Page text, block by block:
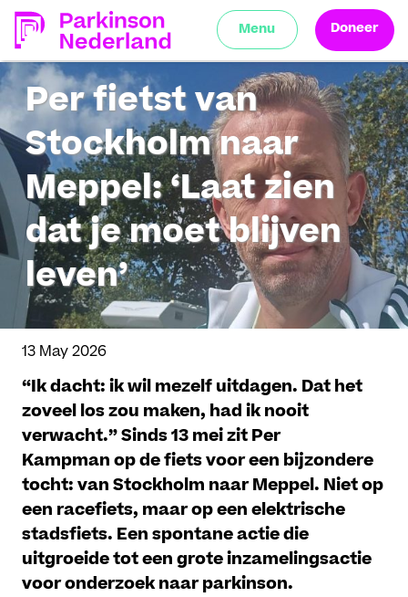
Menu Doneer
Per fietst van
Stockholm naar
Meppel: ‘Laat zien
dat je moet blijven
leven’
13 May 2026
“Ik dacht: ik wil mezelf uitdagen. Dat het
zoveel los zou maken, had ik nooit
verwacht.” Sinds 13 mei zit Per
Kampman op de fiets voor een bijzondere
tocht: van Stockholm naar Meppel. Niet op
een racefiets, maar op een elektrische
stadsfiets. Een spontane actie die
uitgroeide tot een grote inzamelingsactie
voor onderzoek naar parkinson.